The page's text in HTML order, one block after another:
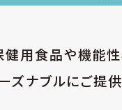
健用食品や機能
ズナブルにご提供